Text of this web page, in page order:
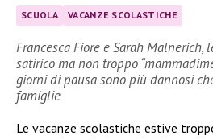
SCUOLA VACANZE SCOLASTICHE
Francesca Fiore e Sarah
satirico ma non troppo
giorni di pausa sono più dannosi
famiglie
Le vacanze scolastiche estive